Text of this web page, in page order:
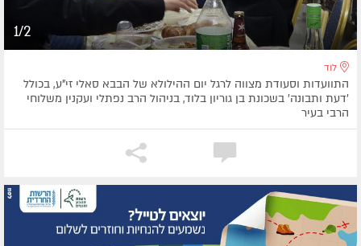
1/2
לוד
התוועדות וסעודת מצווה לרגל יום ההילולא של הבבא סאלי זי"ע, בכולל
'דעת ותבונה' בשכונת בן גוריון בלוד, בניהול הרב נפתלי ועקנין משלוחי
הרבי בעיר